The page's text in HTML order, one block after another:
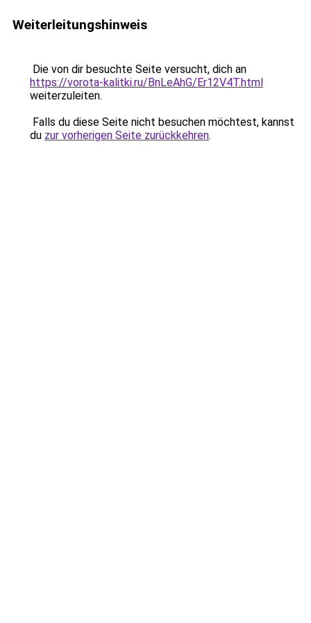
Weiterleitungshinweis
Die von dir besuchte Seite versucht, dich an
https://vorota-kalitki.ru/BnLeAhG/Er12V4T.html
weiterzuleiten.
Falls du diese Seite nicht besuchen möchtest, kannst
du zur vorherigen Seite zurückkehren.